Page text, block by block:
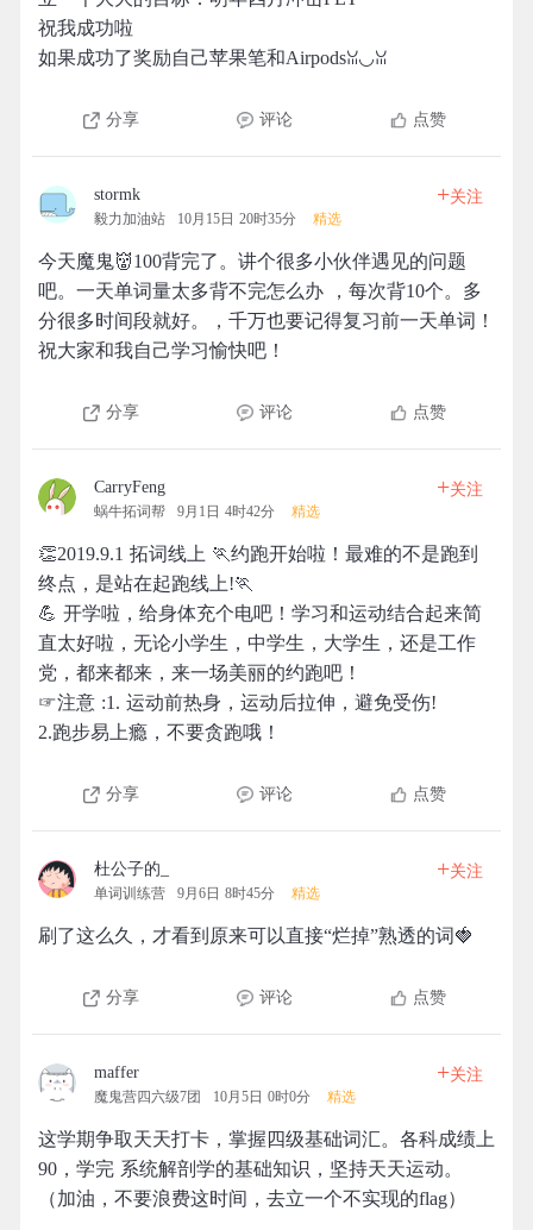
祝我成功啦
如果成功了奖励自己苹果笔和Airpodsꈍ◡ꈍ
分享 评论 点赞
stormk
毅力加油站 10月15日 20时35分 精选
+关注
今天魔鬼👹100背完了。讲个很多小伙伴遇见的问题
吧。一天单词量太多背不完怎么办 ，每次背10个。多
分很多时间段就好。，千万也要记得复习前一天单词！
祝大家和我自己学习愉快吧！
分享 评论 点赞
CarryFeng
蜗牛拓词帮 9月1日 4时42分 精选
+关注
👏2019.9.1 拓词线上 🏃约跑开始啦！最难的不是跑到
终点，是站在起跑线上!🏃
💪 开学啦，给身体充个电吧！学习和运动结合起来简
直太好啦，无论小学生，中学生，大学生，还是工作
党，都来都来，来一场美丽的约跑吧！
☞注意 :1. 运动前热身，运动后拉伸，避免受伤!
2.跑步易上瘾，不要贪跑哦！
分享 评论 点赞
杜公子的_
单词训练营 9月6日 8时45分 精选
+关注
刷了这么久，才看到原来可以直接“烂掉”熟透的词🍓
分享 评论 点赞
maffer
魔鬼营四六级7团 10月5日 0时0分 精选
+关注
这学期争取天天打卡，掌握四级基础词汇。各科成绩上
90，学完 系统解剖学的基础知识，坚持天天运动。
（加油，不要浪费这时间，去立一个不实现的flag）